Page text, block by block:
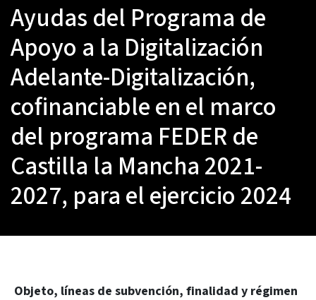
Ayudas del Programa de
Apoyo a la Digitalización
Adelante-Digitalización,
cofinanciable en el marco
del programa FEDER de
Castilla la Mancha 2021-
2027, para el ejercicio 2024
Objeto, líneas de subvención, finalidad y régimen